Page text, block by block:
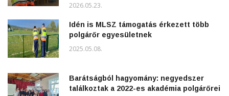
2026.05.23.
Idén is MLSZ támogatás érkezett több
polgárőr egyesületnek
2025.05.08.
Barátságból hagyomány: negyedszer
találkoztak a 2022-es akadémia polgárőrei